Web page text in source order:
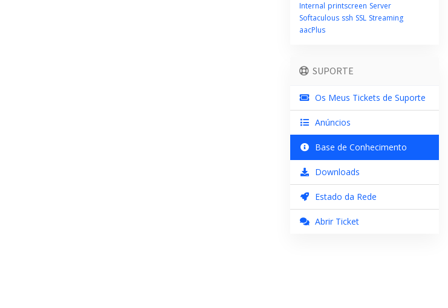
Internal printscreen Server
Softaculous ssh SSL Streaming
aacPlus
SUPORTE
Os Meus Tickets de Suporte
Anúncios
Base de Conhecimento
Downloads
Estado da Rede
Abrir Ticket